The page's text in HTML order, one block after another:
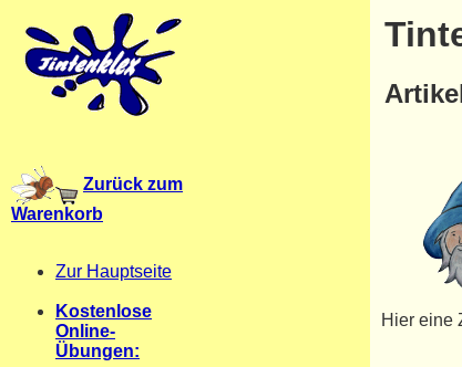
Zurück zum
Warenkorb
Zur Hauptseite
Kostenlose
Online-
Übungen:
Hier eine